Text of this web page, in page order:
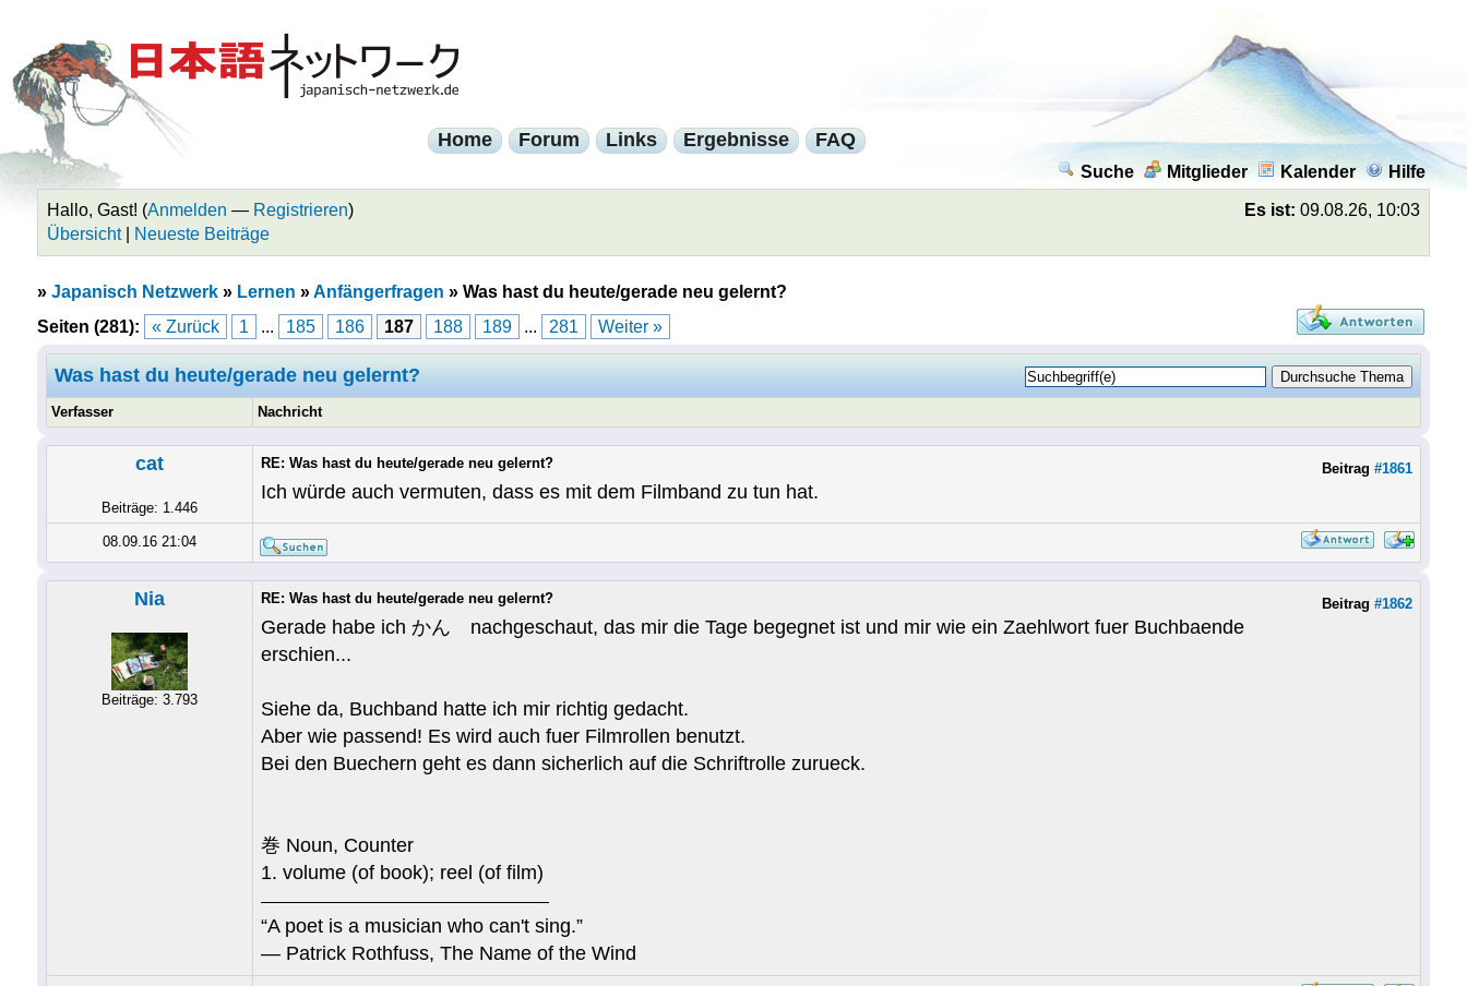
Home Forum Links Ergebnisse FAQ
Suche Mitglieder Kalender Hilfe
Es ist: 09.08.26, 10:03
Hallo, Gast! (Anmelden — Registrieren)
Übersicht| Neueste Beiträge
» Japanisch Netzwerk» Lernen »Anfängerfragen » Was hast du heute/gerade neu gelernt?
Seiten (281):
« Zurück 1 ... 185 186 187 188 189 ... 281 Weiter »
Was hast du heute/gerade neu gelernt?
Verfasser Nachricht
cat
Beiträge: 1.446
Beitrag #1861
RE: Was hast du heute/gerade neu gelernt?
Ich würde auch vermuten, dass es mit dem Filmband zu tun hat.
08.09.16 21:04
Nia
Beiträge: 3.793
Beitrag #1862
RE: Was hast du heute/gerade neu gelernt?
Gerade habe ich かん nachgeschaut, das mir die Tage begegnet ist und mir wie ein Zaehlwort fuer Buchbaende
erschien...
Siehe da, Buchband hatte ich mir richtig gedacht.
Aber wie passend! Es wird auch fuer Filmrollen benutzt.
Bei den Buechern geht es dann sicherlich auf die Schriftrolle zurueck.
巻 Noun, Counter
1. volume (of book); reel (of film)
“A poet is a musician who can't sing.”
― Patrick Rothfuss, The Name of the Wind